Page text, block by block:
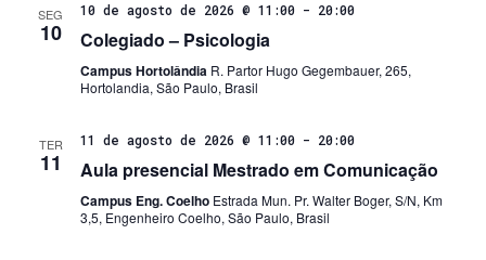
SEG
10
10 de agosto de 2026 @ 11:00- 20:00
Colegiado – Psicologia
Campus Hortolândia R. Partor Hugo Gegembauer, 265,
Hortolandia, São Paulo, Brasil
TER
11
11 de agosto de 2026 @ 11:00- 20:00
Aula presencial Mestrado em Comunicação
Campus Eng. Coelho Estrada Mun. Pr. Walter Boger, S/N, Km
3,5, Engenheiro Coelho, São Paulo, Brasil